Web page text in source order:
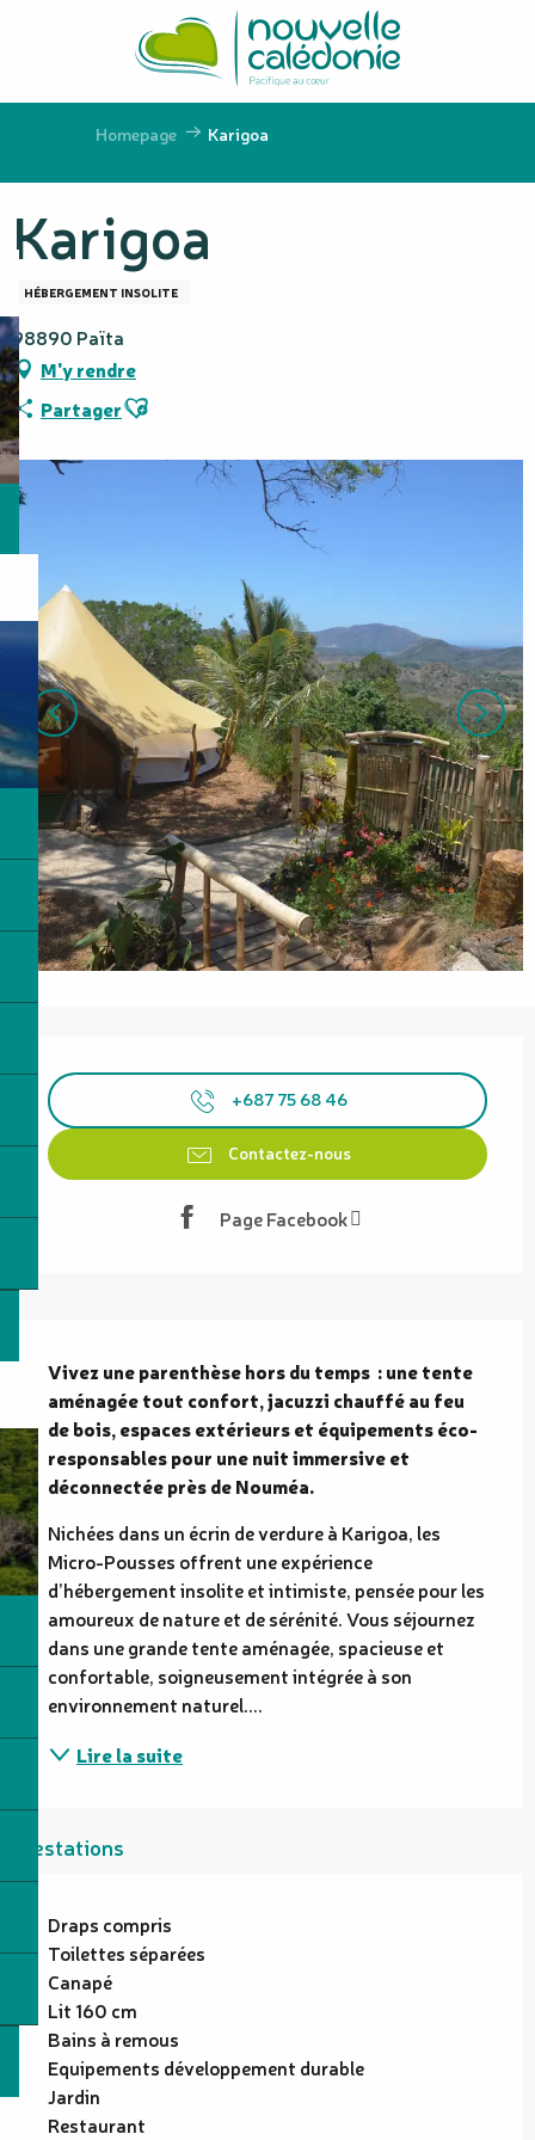
principal
Homepage Karigoa
Karigoa
HÉBERGEMENT INSOLITE
98890 Païta
M'y rendre
PartagerAjouter aux favoris
+687 75 68 46
Contactez-nous
Page Facebook
Vivez une parenthèse hors du temps  : une tente
aménagée tout confort, jacuzzi chauffé au feu
de bois, espaces extérieurs et équipements éco-
responsables pour une nuit immersive et
déconnectée près de Nouméa.
Nichées dans un écrin de verdure à Karigoa, les
Micro-Pousses offrent une expérience
d’hébergement insolite et intimiste, pensée pour les
amoureux de nature et de sérénité. Vous séjournez
dans une grande tente aménagée, spacieuse et
confortable, soigneusement intégrée à son
environnement naturel....
Lire la suite
Prestations
Draps compris
Toilettes séparées
Canapé
Lit 160 cm
Bains à remous
Equipements développement durable
Jardin
Restaurant